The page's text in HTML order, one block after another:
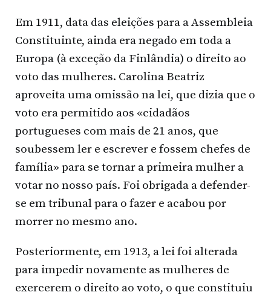
Em 1911, data das eleições para a Assembleia
Constituinte, ainda era negado em toda a
Europa (à exceção da Finlândia) o direito ao
voto das mulheres. Carolina Beatriz
aproveita uma omissão na lei, que dizia que o
voto era permitido aos «cidadãos
portugueses com mais de 21 anos, que
soubessem ler e escrever e fossem chefes de
família» para se tornar a primeira mulher a
votar no nosso país. Foi obrigada a defender-
se em tribunal para o fazer e acabou por
morrer no mesmo ano.
Posteriormente, em 1913, a lei foi alterada
para impedir novamente as mulheres de
exercerem o direito ao voto, o que constituiu